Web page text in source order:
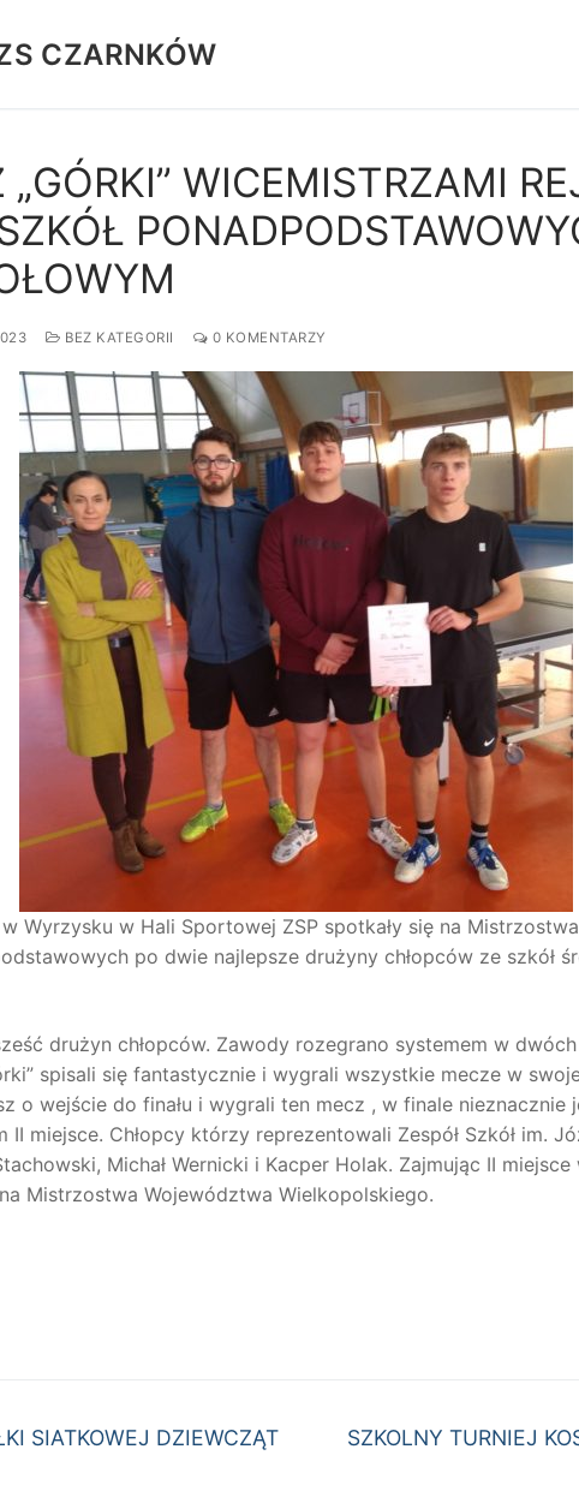
CZARNKÓW
WICEMISTRZAMI
BEZ KATEGORII 0 KOMENTARZY
Wyrzysku w Hali Sportowej ZSP spotkały się na
po dwie najlepsze drużyny chłopców ze szkół
drużyn chłopców. Zawody rozegrano systemem w
spisali się fantastycznie i wygrali wszystkie mecze w
o wejście do finału i wygrali ten mecz , w finale nieznacznie
II miejsce. Chłopcy którzy reprezentowali Zespół Szkół im.
Michał Wernicki i Kacper Holak. Zajmując II
Mistrzostwa Województwa Wielkopolskiego.
SIATKOWEJ DZIEWCZĄT
Następny
SZKOLNY TURNIEJ